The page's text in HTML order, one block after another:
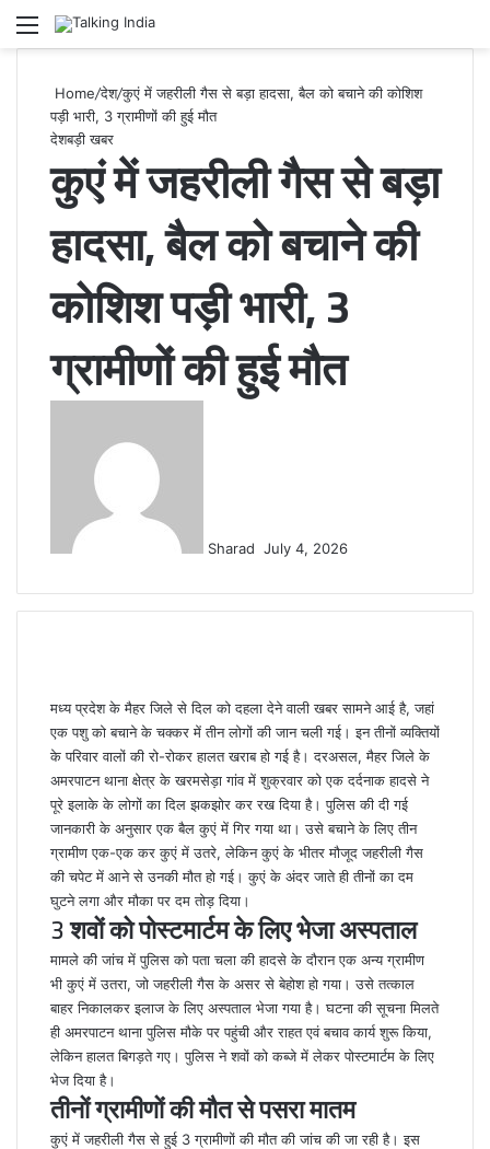
Menu
Home/देश/कुएं में जहरीली गैस से बड़ा हादसा, बैल को बचाने की कोशिश
पड़ी भारी, 3 ग्रामीणों की हुई मौत
देशबड़ी खबर
कुएं में जहरीली गैस से बड़ा
हादसा, बैल को बचाने की
कोशिश पड़ी भारी, 3
ग्रामीणों की हुई मौत
Sharad July 4, 2026
मध्य प्रदेश के मैहर जिले से दिल को दहला देने वाली खबर सामने आई है, जहां
एक पशु को बचाने के चक्कर में तीन लोगों की जान चली गई। इन तीनों व्यक्तियों
के परिवार वालों की रो-रोकर हालत खराब हो गई है। दरअसल, मैहर जिले के
अमरपाटन थाना क्षेत्र के खरमसेड़ा गांव में शुक्रवार को एक दर्दनाक हादसे ने
पूरे इलाके के लोगों का दिल झकझोर कर रख दिया है। पुलिस की दी गई
जानकारी के अनुसार एक बैल कुएं में गिर गया था। उसे बचाने के लिए तीन
ग्रामीण एक-एक कर कुएं में उतरे, लेकिन कुएं के भीतर मौजूद जहरीली गैस
की चपेट में आने से उनकी मौत हो गई। कुएं के अंदर जाते ही तीनों का दम
घुटने लगा और मौका पर दम तोड़ दिया।
3 शवों को पोस्टमार्टम के लिए भेजा अस्पताल
मामले की जांच में पुलिस को पता चला की हादसे के दौरान एक अन्य ग्रामीण
भी कुएं में उतरा, जोजहरीली गैसके असर से बेहोश हो गया। उसे तत्काल
बाहर निकालकर इलाज के लिए अस्पताल भेजा गया है। घटना की सूचना मिलते
ही अमरपाटन थाना पुलिस मौके पर पहुंची और राहत एवं बचाव कार्य शुरू किया,
लेकिन हालत बिगड़ते गए। पुलिस ने शवों को कब्जे में लेकर पोस्टमार्टम के लिए
भेज दिया है।
तीनों ग्रामीणों की मौत से पसरा मातम
कुएं में जहरीली गैस से हुई 3 ग्रामीणों की मौत की जांच की जा रही है। इस